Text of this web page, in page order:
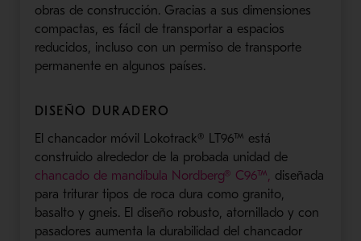
obras de construcción. Gracias a sus dimensiones
compactas, es fácil de transportar a espacios
reducidos, incluso con un permiso de transporte
permanente en algunos países.
DISEÑO DURADERO
El chancador móvil Lokotrack® LT96™ está
construido alrededor de la probada unidad de
chancado de mandíbula Nordberg® C96™, diseñada
para triturar tipos de roca dura como granito,
basalto y gneis. El diseño robusto, atornillado y con
pasadores aumenta la durabilidad del chancador